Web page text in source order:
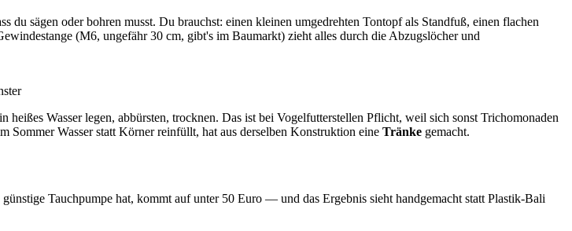
du sägen oder bohren musst. Du brauchst: einen kleinen umgedrehten Tontopf als Standfuß, einen flachen
(M6, ungefähr 30 cm, gibt's im Baumarkt) zieht alles durch die Abzugslöcher und
heißes Wasser legen, abbürsten, trocknen. Das ist bei Vogelfutterstellen Pflicht, weil sich sonst Trichomonaden
Sommer Wasser statt Körner reinfüllt, hat aus derselben Konstruktion eine Tränke gemacht.
Tauchpumpe hat, kommt auf unter 50 Euro — und das Ergebnis sieht handgemacht statt Plastik-Bali